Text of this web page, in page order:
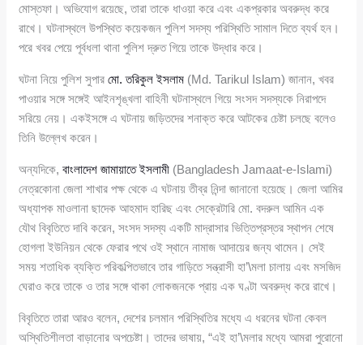
মোস্তফা। অভিযোগ রয়েছে, তারা তাকে ধাওয়া করে এবং একপ্রকার অবরুদ্ধ করে
রাখে। ঘটনাস্থলে উপস্থিত কয়েকজন পুলিশ সদস্য পরিস্থিতি সামাল দিতে ব্যর্থ হন।
পরে খবর পেয়ে পূর্বধলা থানা পুলিশ দ্রুত গিয়ে তাকে উদ্ধার করে।
ঘটনা নিয়ে পুলিশ সুপারমো. তরিকুল ইসলাম (Md. Tarikul Islam) জানান, খবর
পাওয়ার সঙ্গে সঙ্গেই আইনশৃঙ্খলা বাহিনী ঘটনাস্থলে গিয়ে সংসদ সদস্যকে নিরাপদে
সরিয়ে নেয়। একইসঙ্গে এ ঘটনায় জড়িতদের শনাক্ত করে আটকের চেষ্টা চলছে বলেও
তিনি উল্লেখ করেন।
অন্যদিকে,বাংলাদেশ জামায়াতে ইসলামী (Bangladesh Jamaat-e-Islami)
নেত্রকোনা জেলা শাখার পক্ষ থেকে এ ঘটনায় তীব্র নিন্দা জানানো হয়েছে। জেলা আমির
অধ্যাপক মাওলানা ছাদেক আহমাদ হারিছ এবং সেক্রেটারি মো. বদরুল আমিন এক
যৌথ বিবৃতিতে দাবি করেন, সংসদ সদস্য একটি মাদ্রাসার ভিত্তিপ্রস্তর স্থাপন শেষে
হোগলা ইউনিয়ন থেকে ফেরার পথে ওই স্থানে নামাজ আদায়ের জন্য থামেন। সেই
সময় শতাধিক ব্যক্তি পরিকল্পিতভাবে তার গাড়িতে সন্ত্রাসী হা’\মলা চালায় এবং মসজিদ
ঘেরাও করে তাকে ও তার সঙ্গে থাকা লোকজনকে প্রায় এক ঘণ্টা অবরুদ্ধ করে রাখে।
বিবৃতিতে তারা আরও বলেন, দেশের চলমান পরিস্থিতির মধ্যে এ ধরনের ঘটনা কেবল
অস্থিতিশীলতা বাড়ানোর অপচেষ্টা। তাদের ভাষায়, “এই হা’\মলার মধ্যে আমরা পুরোনো